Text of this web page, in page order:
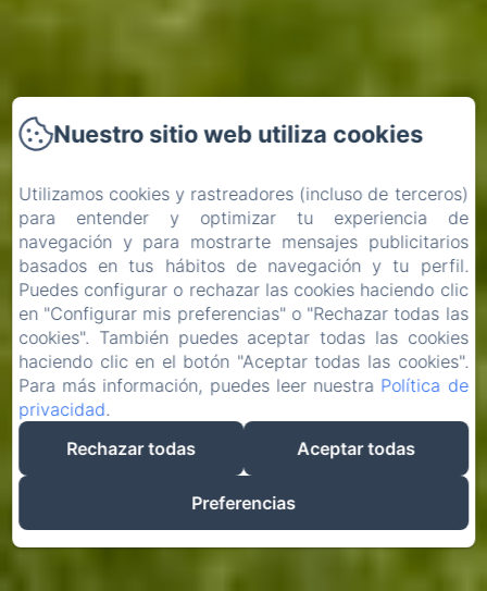
Nuestro sitio web utiliza cookies
Utilizamos cookies y rastreadores (incluso de terceros)
para entender y optimizar tu experiencia de
navegación y para mostrarte mensajes publicitarios
basados en tus hábitos de navegación y tu perfil.
Puedes configurar o rechazar las cookies haciendo clic
en "Configurar mis preferencias" o "Rechazar todas las
cookies". También puedes aceptar todas las cookies
haciendo clic en el botón "Aceptar todas las cookies".
Para más información, puedes leer nuestra Política de
privacidad.
Rechazar todas
Aceptar todas
Preferencias